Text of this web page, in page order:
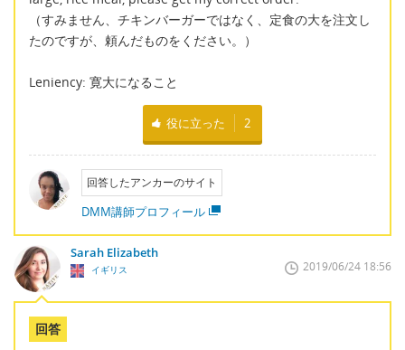
（すみません、チキンバーガーではなく、定食の大を注文し
たのですが、頼んだものをください。）
Leniency: 寛大になること
役に立った 2
回答したアンカーのサイト
DMM講師プロフィール
Sarah Elizabeth
イギリス 2019/06/24 18:56
回答